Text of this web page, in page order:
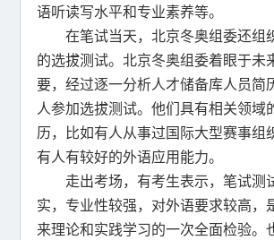
语听读写水平和专业素养等。
在笔试当天，北京冬奥组委还组
的选拔测试。北京冬奥组委着眼于未
要，经过逐一分析人才储备库人员简
人参加选拔测试。他们具有相关领域
历，比如有人从事过国际大型赛事组
有人有较好的外语应用能力。
走出考场，有考生表示，笔试测
实，专业性较强，对外语要求较高，
来理论和实践学习的一次全面检验。